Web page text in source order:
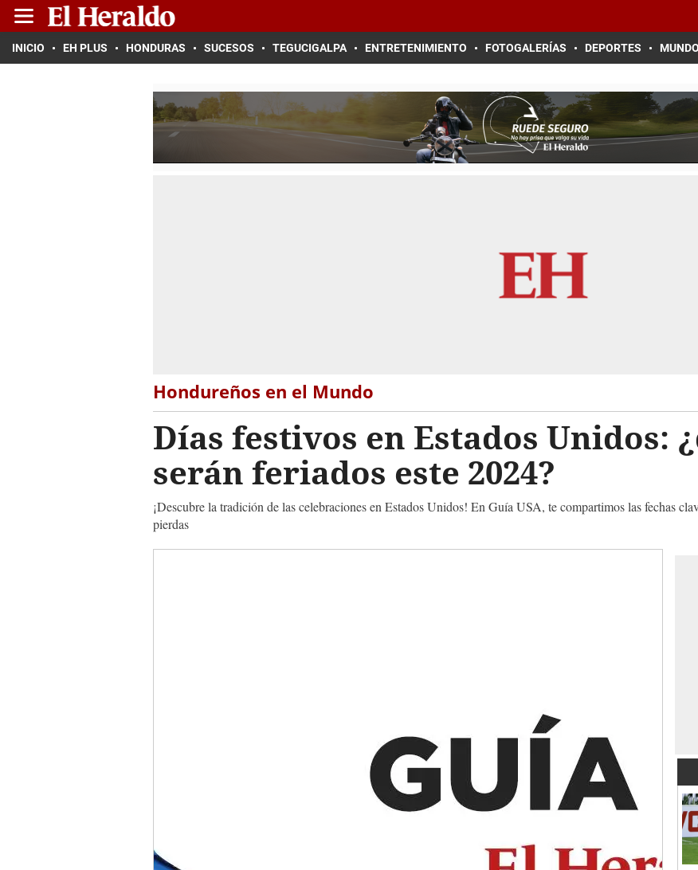
INICIO EH PLUS HONDURAS SUCESOS TEGUCIGALPA ENTRETENIMIENTO FOTOGALERÍAS DEPORTES MUNDO
Hondureños en el Mundo
Días festivos en Estados Unidos:
serán feriados este 2024?
¡Descubre la tradición de las celebraciones en Estados Unidos! En Guía USA, te compartimos las fechas
pierdas